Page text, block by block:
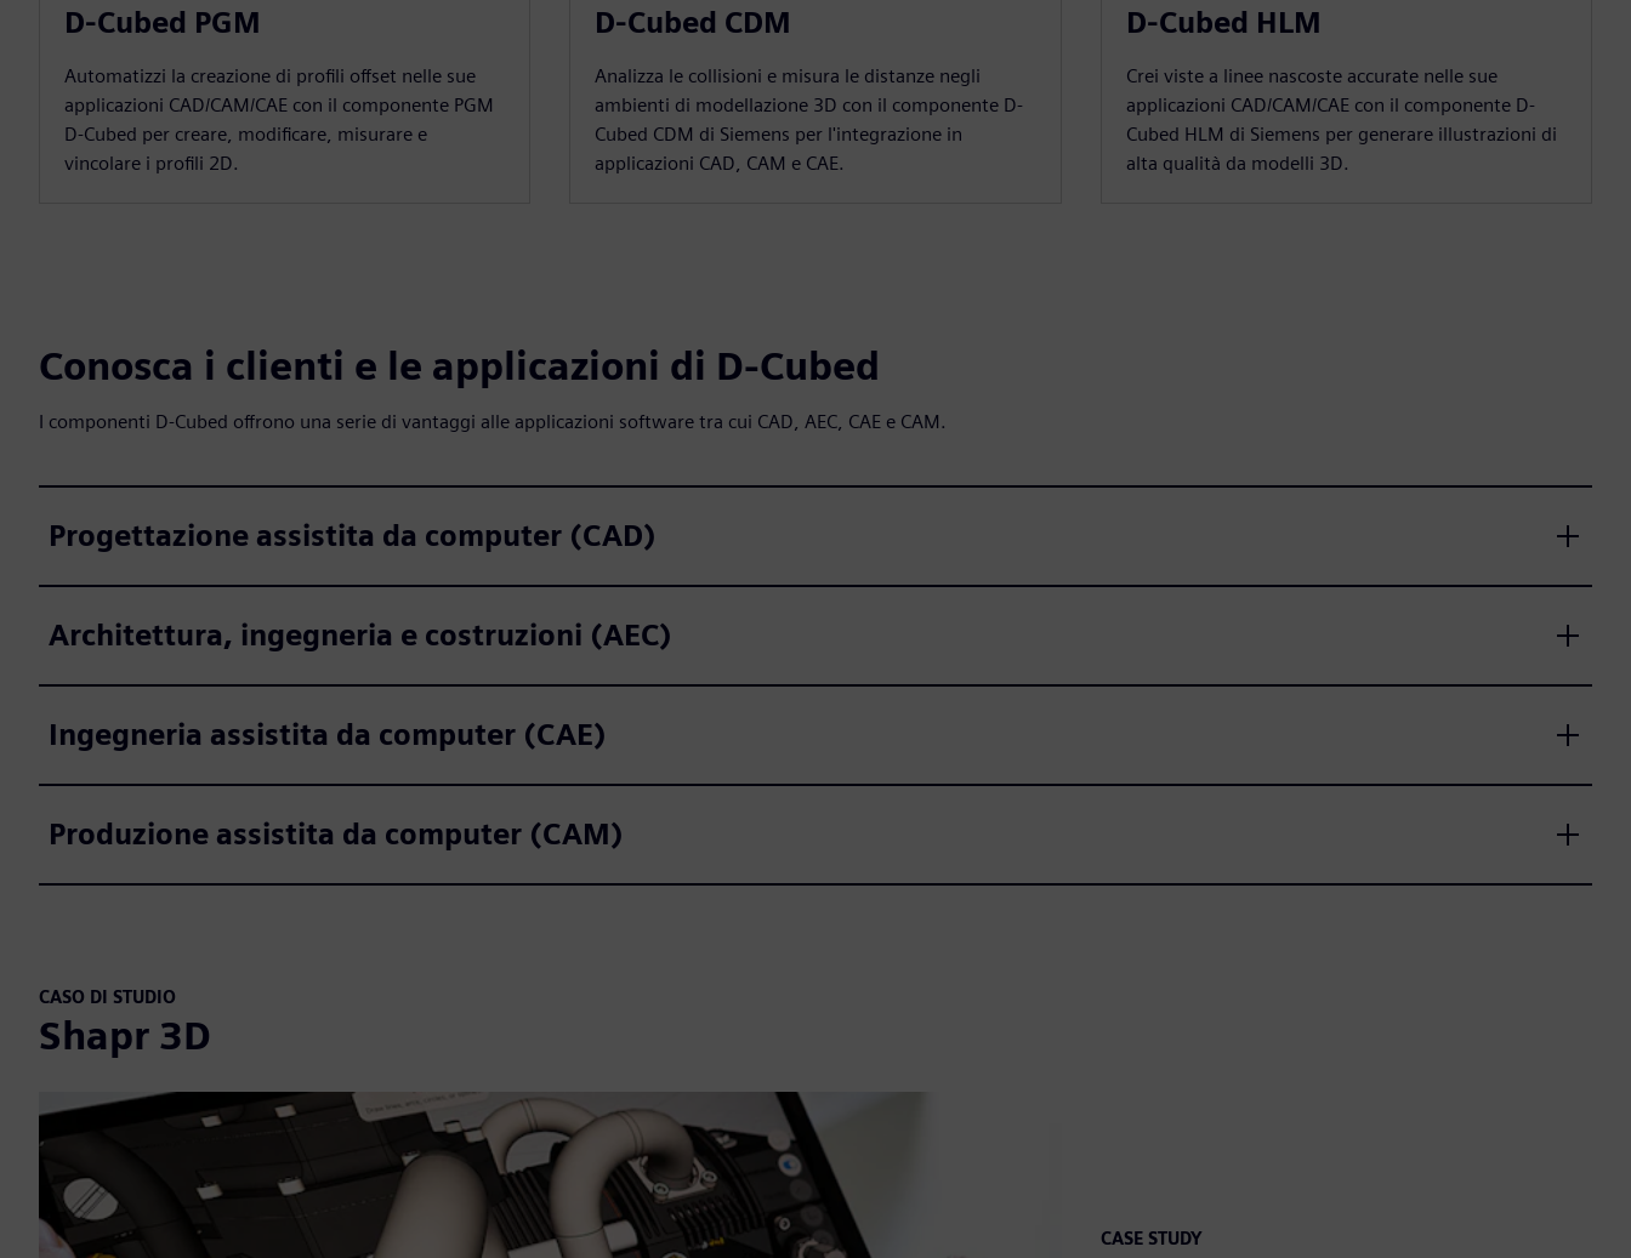
D-Cubed PGM
Automatizzi la creazione di profili offset nelle sue
applicazioni CAD/CAM/CAE con il componente PGM
D-Cubed per creare, modificare, misurare e
vincolare i profili 2D.
D-Cubed CDM
Analizza le collisioni e misura le distanze negli
ambienti di modellazione 3D con il componente D-
Cubed CDM di Siemens per l'integrazione in
applicazioni CAD, CAM e CAE.
D-Cubed HLM
Crei viste a linee nascoste accurate nelle sue
applicazioni CAD/CAM/CAE con il componente D-
Cubed HLM di Siemens per generare illustrazioni di
alta qualità da modelli 3D.
Conosca i clienti e le applicazioni di D-Cubed
I componenti D-Cubed offrono una serie di vantaggi alle applicazioni software tra cui CAD, AEC, CAE e CAM.
Progettazione assistita da computer (CAD)
Architettura, ingegneria e costruzioni (AEC)
Ingegneria assistita da computer (CAE)
Produzione assistita da computer (CAM)
CASO DI STUDIO
Shapr 3D
CASE STUDY